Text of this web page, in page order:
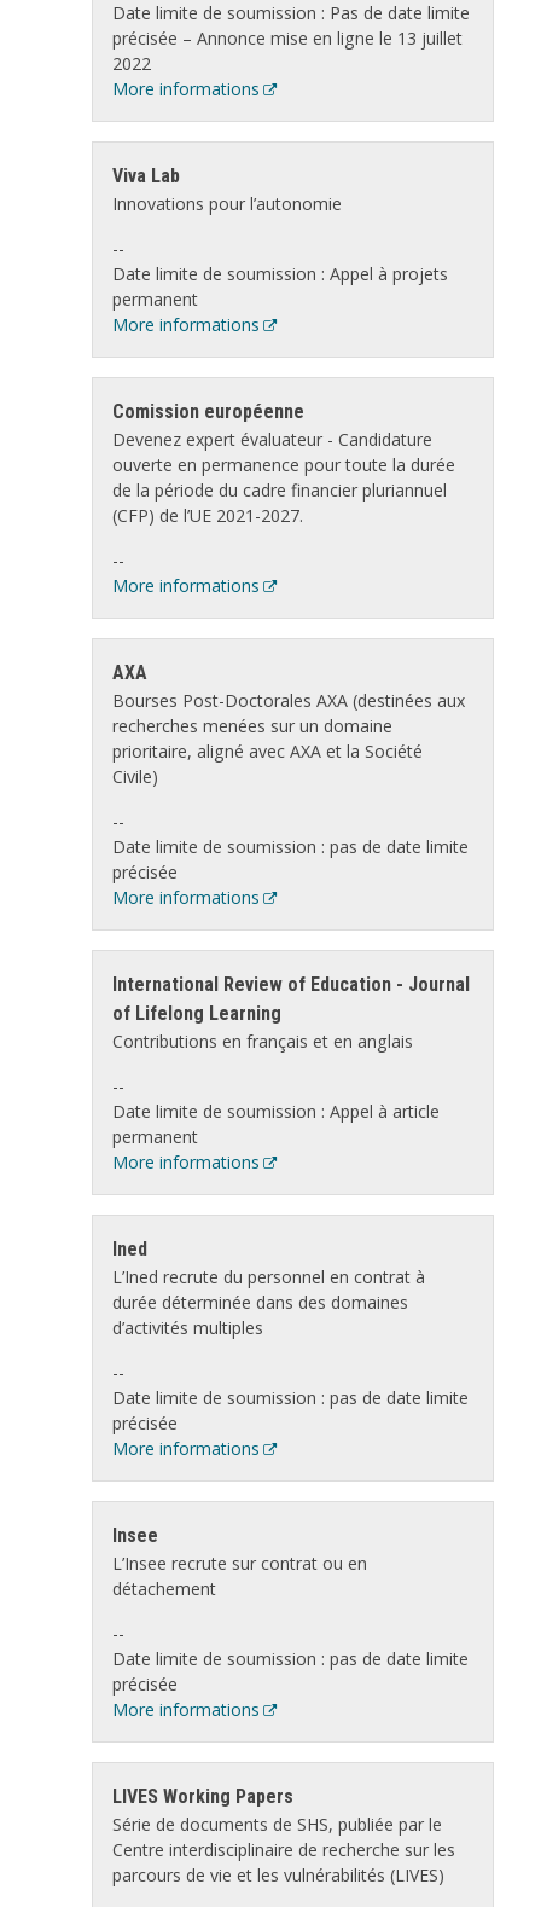
Date limite de soumission : Pas de date limite
précisée – Annonce mise en ligne le 13 juillet
2022
More informations
Viva Lab
Innovations pour l’autonomie
--
Date limite de soumission : Appel à projets
permanent
More informations
Comission européenne
Devenez expert évaluateur - Candidature
ouverte en permanence pour toute la durée
de la période du cadre financier pluriannuel
(CFP) de l’UE 2021-2027.
--
More informations
AXA
Bourses Post-Doctorales AXA (destinées aux
recherches menées sur un domaine
prioritaire, aligné avec AXA et la Société
Civile)
--
Date limite de soumission : pas de date limite
précisée
More informations
International Review of Education - Journal
of Lifelong Learning
Contributions en français et en anglais
--
Date limite de soumission : Appel à article
permanent
More informations
Ined
L’Ined recrute du personnel en contrat à
durée déterminée dans des domaines
d’activités multiples
--
Date limite de soumission : pas de date limite
précisée
More informations
Insee
L’Insee recrute sur contrat ou en
détachement
--
Date limite de soumission : pas de date limite
précisée
More informations
LIVES Working Papers
Série de documents de SHS, publiée par le
Centre interdisciplinaire de recherche sur les
parcours de vie et les vulnérabilités (LIVES)